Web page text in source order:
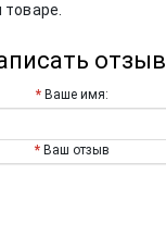
отзыв
Ваше имя:
Ваш отзыв